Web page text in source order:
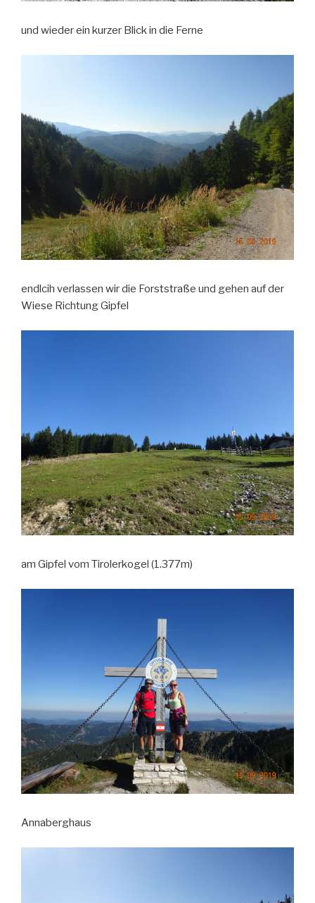
und wieder ein kurzer Blick in die Ferne
endlcih verlassen wir die Forststraße und gehen auf der
Wiese Richtung Gipfel
am Gipfel vom Tirolerkogel (1.377m)
Annaberghaus